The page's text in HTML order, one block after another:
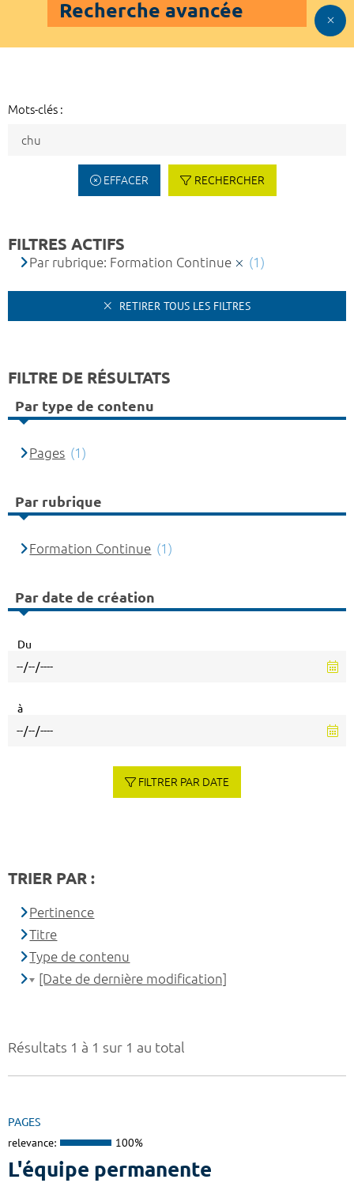
Recherche avancée
Mots-clés :
EFFACER RECHERCHER
Résultats 1 à 1 sur 1 au total
PAGES
relevance: 100%
L'équipe permanente
FILTRES ACTIFS
Par rubrique: Formation Continue (1)
RETIRER TOUS LES FILTRES
FILTRE DE RÉSULTATS
Par type de contenu
Pages (1)
Par rubrique
Formation Continue (1)
Par date de création
Du
à
FILTRER PAR DATE
TRIER PAR :
Pertinence
Titre
Type de contenu
[Date de dernière modification]